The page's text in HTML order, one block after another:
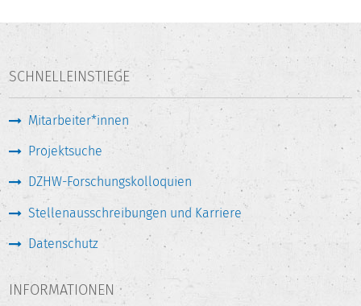
SCHNELLEINSTIEGE
Mitarbeiter*innen
Projektsuche
DZHW-Forschungskolloquien
Stellenausschreibungen und Karriere
Datenschutz
INFORMATIONEN